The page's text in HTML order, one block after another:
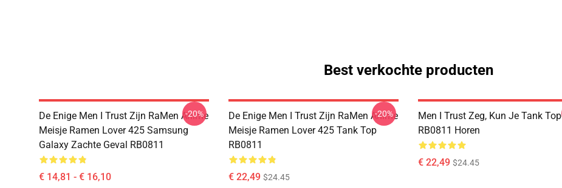
Best verkochte producten
De Enige Men I Trust Zijn RaMen Anime
Meisje Ramen Lover 425 Samsung
Galaxy Zachte Geval RB0811
€ 14,81 - € 16,10
-20%
De Enige Men I Trust Zijn RaMen Anime
Meisje Ramen Lover 425 Tank Top
RB0811
€ 22,49 $24.45
-20%
Men I Trust Zeg, Kun Je Tank Top
RB0811 Horen
€ 22,49 $24.45